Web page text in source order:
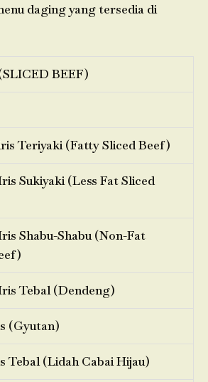
daging yang tersedia di
BEEF)
Teriyaki (Fatty Sliced Beef)
Sukiyaki (Less Fat Sliced
Shabu-Shabu (Non-Fat
Tebal (Dendeng)
(Gyutan)
Tebal (Lidah Cabai Hijau)